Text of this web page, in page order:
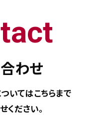
わせ
いてはこちらまで
ください。